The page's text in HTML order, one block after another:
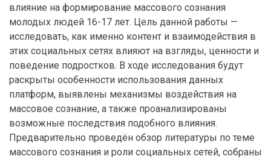
влияние на формирование массового сознания
молодых людей 16-17 лет. Цель данной работы —
исследовать, как именно контент и взаимодействия в
этих социальных сетях влияют на взгляды, ценности и
поведение подростков. В ходе исследования будут
раскрыты особенности использования данных
платформ, выявлены механизмы воздействия на
массовое сознание, а также проанализированы
возможные последствия подобного влияния.
Предварительно проведён обзор литературы по теме
массового сознания и роли социальных сетей, собраны